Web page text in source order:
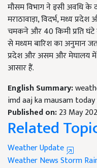
मौसम विभाग ने इसी अवधि के
मराठावाड़ा, विदर्भ, मध्य
चमकने और 40 किमी प्रति
से मध्यम बारिश का अनुमान
प्रदेश और असम और मेघालय में
आसार हैं.
English Summary:
imd aaj ka mausam
Published on:23 May
Related
Weather Update
Weather NewsStorm